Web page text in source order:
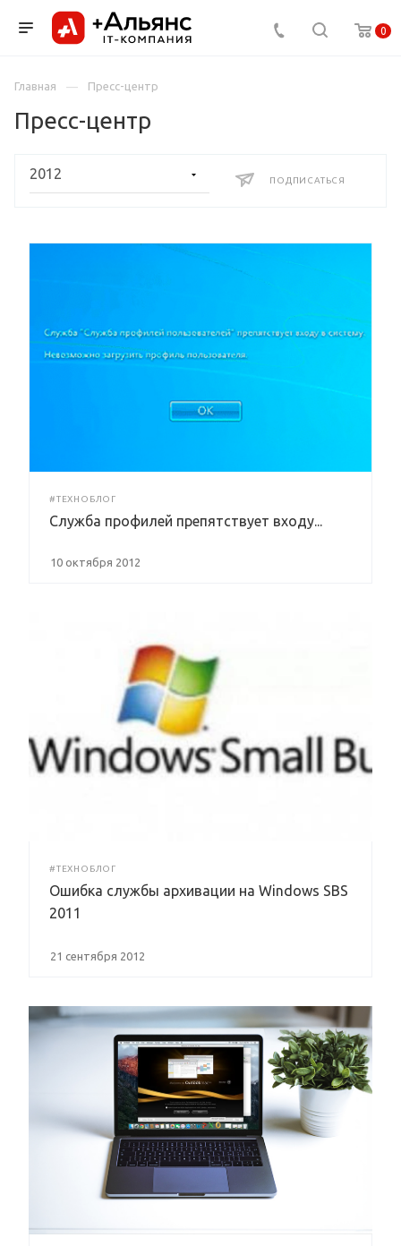
0
Главная Пресс-центр
Пресс-центр
ПОДПИСАТЬСЯ
#ТЕХНОБЛОГ
Служба профилей препятствует входу...
10 октября 2012
#ТЕХНОБЛОГ
Ошибка службы архивации на Windows SBS
2011
21 сентября 2012